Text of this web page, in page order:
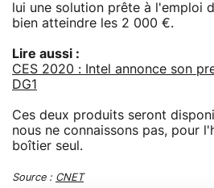
lui une solution prête à l'emploi
bien atteindre les 2 000 €.
Lire aussi :
CES 2020 : Intel annonce son
DG1
Ces deux produits seront
nous ne connaissons pas, pour
boîtier seul.
Source : CNET